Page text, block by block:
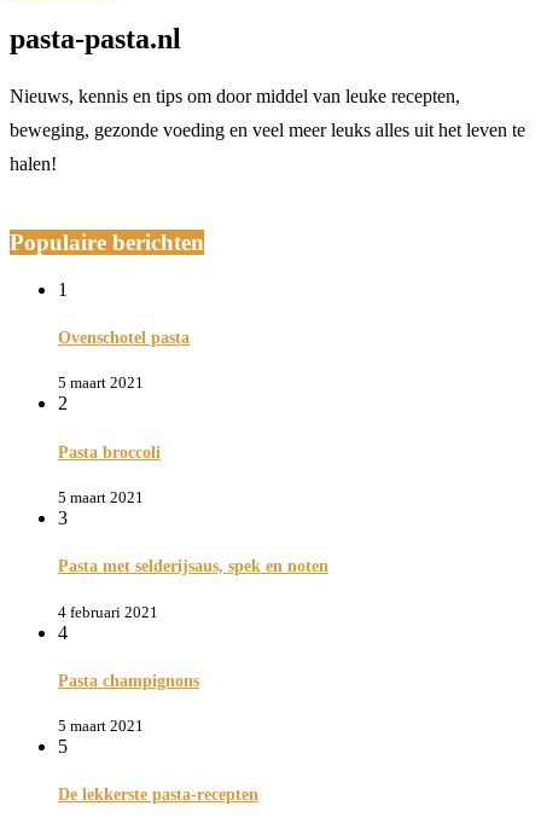
pasta-pasta.nl
Nieuws, kennis en tips om door middel van leuke recepten,
beweging, gezonde voeding en veel meer leuks alles uit het leven te
halen!
Populaire berichten
1
Ovenschotel pasta
5 maart 2021
2
Pasta broccoli
5 maart 2021
3
Pasta met selderijsaus, spek en noten
4 februari 2021
4
Pasta champignons
5 maart 2021
5
De lekkerste pasta-recepten